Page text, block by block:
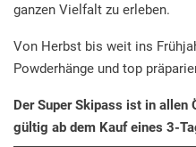
ganzen Vielfalt zu erleben.
Von Herbst bis weit ins
Powderhänge und top
Der Super Skipass ist in
gültig ab dem Kauf eines 3-